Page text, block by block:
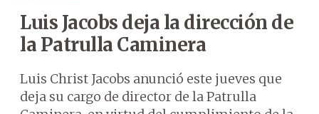
Luis Jacobs deja la dirección de
la Patrulla Caminera
Luis Christ Jacobs anunció este jueves que
deja su cargo de director de la Patrulla